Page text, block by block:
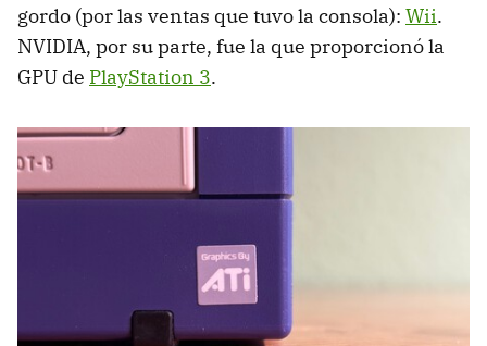
gordo (por las ventas que tuvo la consola): Wii.
NVIDIA, por su parte, fue la que proporcionó la
GPU de PlayStation 3.